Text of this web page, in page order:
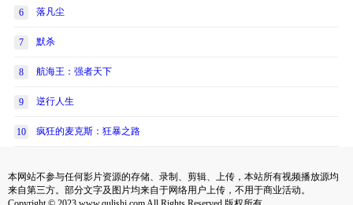
6 落凡尘
7 默杀
8 航海王：强者天下
9 逆行人生
10 疯狂的麦克斯：狂暴之路
本网站不参与任何影片资源的存储、录制、剪辑、上传，本站所有视频播放源均
来自第三方。部分文字及图片均来自于网络用户上传，不用于商业活动。